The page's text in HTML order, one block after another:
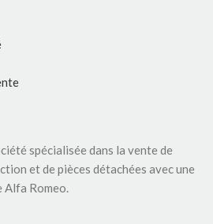
spécialisée dans la vente de
et de pièces détachées avec une
Alfa Romeo.